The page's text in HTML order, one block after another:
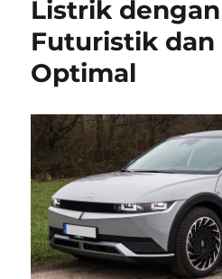
Listrik
Futuristik dan
Optimal